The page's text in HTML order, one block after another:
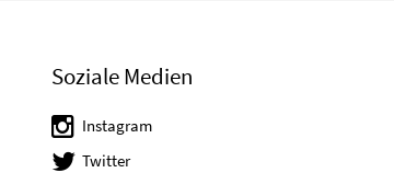
Soziale Medien
Instagram
Twitter